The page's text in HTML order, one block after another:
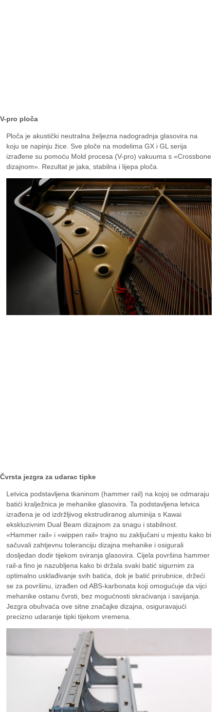
V-pro ploča
Ploča je akustički neutralna željezna nadogradnja glasovira na
koju se napinju žice. Sve ploče na modelima GX i GL serija
izrađene su pomoću Mold procesa (V-pro) vakuuma s «Crossbone
dizajnom». Rezultat je jaka, stabilna i lijepa ploča.
Čvrsta jezgra za udarac tipke
Letvica podstavljena tkaninom (hammer rail) na kojoj se odmaraju
batići kralježnica je mehanike glasovira. Ta podstavljena letvica
izrađena je od izdržljivog ekstrudiranog aluminija s Kawai
ekskluzivnim Dual Beam dizajnom za snagu i stabilnost.
«Hammer rail» i «wippen rail» trajno su zaključani u mjestu kako bi
sačuvali zahtjevnu toleranciju dizajna mehanike i osigurali
dosljedan dodir tijekom sviranja glasovira. Cijela površina hammer
rail-a fino je nazubljena kako bi držala svaki batić sigurnim za
optimalno usklađivanje svih batića, dok je batić prirubnice, držeći
se za površinu, izrađen od ABS-karbonata koji omogućuje da vijci
mehanike ostanu čvrsti, bez mogućnosti skraćivanja i savijanja.
Jezgra obuhvaća ove sitne značajke dizajna, osiguravajući
precizno udaranje tipki tijekom vremena.